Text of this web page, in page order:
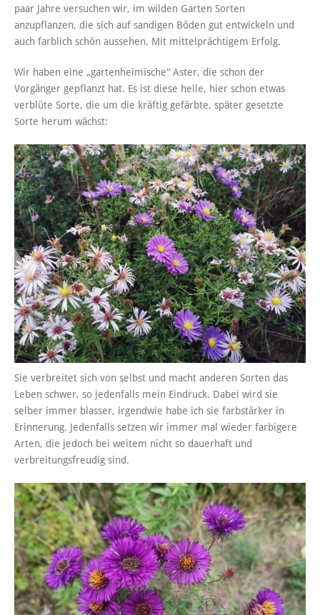
paar Jahre versuchen wir, im wilden Garten Sorten
anzupflanzen, die sich auf sandigen Böden gut entwickeln und
auch farblich schön aussehen. Mit mittelprächtigem Erfolg.
Wir haben eine „gartenheimische“ Aster, die schon der
Vorgänger gepflanzt hat. Es ist diese helle, hier schon etwas
verblüte Sorte, die um die kräftig gefärbte, später gesetzte
Sorte herum wächst:
Sie verbreitet sich von selbst und macht anderen Sorten das
Leben schwer, so jedenfalls mein Eindruck. Dabei wird sie
selber immer blasser, irgendwie habe ich sie farbstärker in
Erinnerung. Jedenfalls setzen wir immer mal wieder farbigere
Arten, die jedoch bei weitem nicht so dauerhaft und
verbreitungsfreudig sind.